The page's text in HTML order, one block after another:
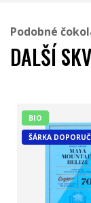
Podobné
DALŠÍ
BIO
ŠÁRKA